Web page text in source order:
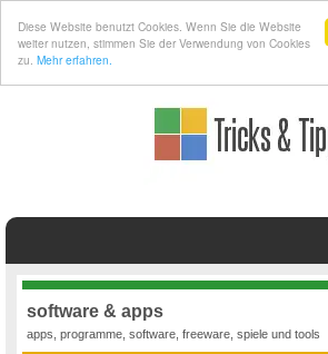
Diese Website benutzt Cookies. Wenn Sie die Website
weiter nutzen, stimmen Sie der Verwendung von Cookies
zu. Mehr erfahren.
SCHULSTOFF
Mathematik
software & apps
apps, programme, software, freeware, spiele und tools